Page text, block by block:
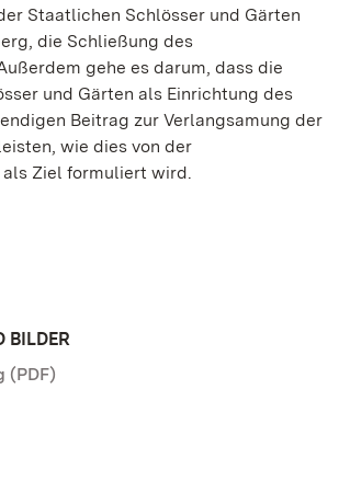
Staatlichen Schlösser und Gärten
die Schließung des
gehe es darum, dass die
und Gärten als Einrichtung des
Beitrag zur Verlangsamung der
wie dies von der
Ziel formuliert wird.
BILDER
(PDF)